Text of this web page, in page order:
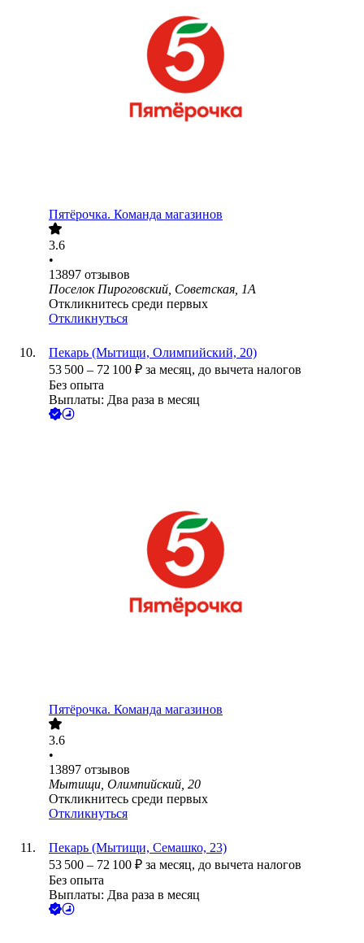
Пятёрочка. Команда магазинов
3.6
•
13897 отзывов
Поселок Пироговский, Советская, 1А
Откликнитесь среди первых
Откликнуться
Пекарь (Мытищи, Олимпийский, 20)
53 500 – 72 100 ₽ за месяц, до вычета налогов
Без опыта
Выплаты: Два раза в месяц
Пятёрочка. Команда магазинов
3.6
•
13897 отзывов
Мытищи, Олимпийский, 20
Откликнитесь среди первых
Откликнуться
Пекарь (Мытищи, Семашко, 23)
53 500 – 72 100 ₽ за месяц, до вычета налогов
Без опыта
Выплаты: Два раза в месяц